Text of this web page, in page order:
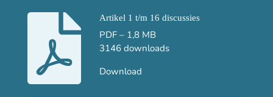
Artikel 1 t/m 16 discussies
PDF – 1,8 MB
3146 downloads
Download